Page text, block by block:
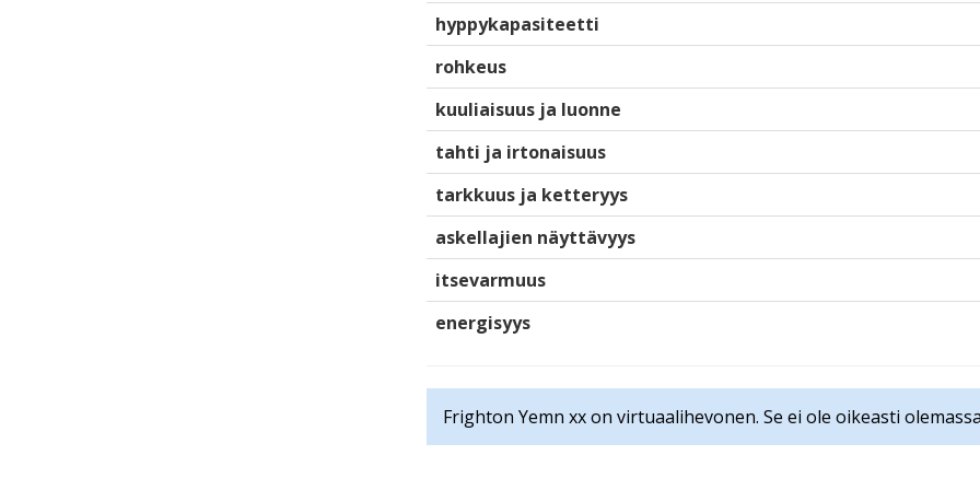
hyppykapasiteetti
rohkeus
kuuliaisuus ja luonne
tahti ja irtonaisuus
tarkkuus ja ketteryys
askellajien näyttävyys
itsevarmuus
energisyys
Frighton Yemn xx on virtuaalihevonen. Se ei ole oikeasti